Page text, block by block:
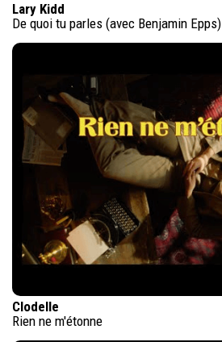
Lary Kidd
De quoi tu parles (avec Benjamin Epps)
Clodelle
Rien ne m'étonne